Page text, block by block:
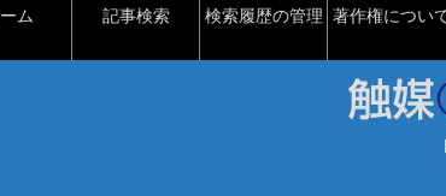
ム 記事検索 検索履歴の管理 著作権につい